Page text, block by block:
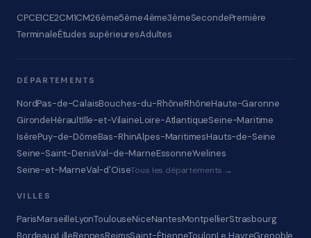
CPCE1CE2CM1CM26ème5ème4ème3èmeSecondePremière
TerminaleÉtudes supérieuresAdultes
DÉPARTEMENTS
NordPas-de-CalaisBouches-du-RhôneRhôneHaute-Garonne
GirondeHéraultIlle-et-VilaineLoire-AtlantiqueSeine-Maritime
IsèrePuy-de-DômeBas-RhinAlpes-MaritimesHauts-de-Seine
Seine-Saint-DenisVal-de-MarneEssonneYvelines
Seine-et-MarneVal-d'OiseTous les départements →
VILLES
ParisMarseilleLyonToulouseNiceNantesMontpellierStrasbourg
BordeauxLilleRennesReimsSaint-ÉtienneToulonLe HavreGrenoble